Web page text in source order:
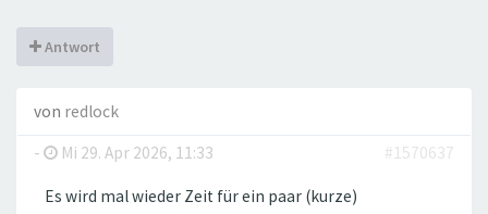
Antwort
von redlock
-
Mi 29. Apr 2026, 11:33 #1570637
Es wird mal wieder Zeit für ein paar (kurze)